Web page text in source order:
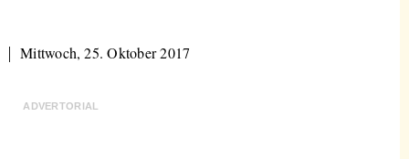
Mittwoch, 25. Oktober 2017
ADVERTORIAL